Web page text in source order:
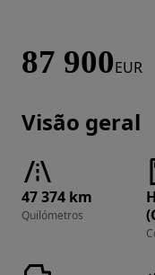
87 900EUR
Visão geral
47 374 km
Quilómetros